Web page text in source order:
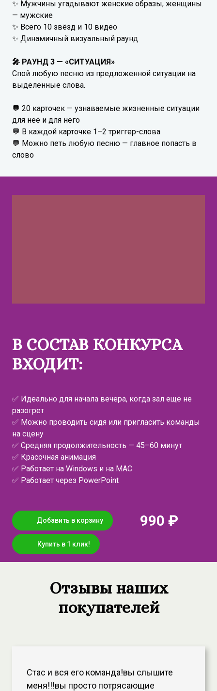
✨ Мужчины угадывают женские образы, женщины
— мужские
✨ Всего 10 звёзд и 10 видео
✨ Динамичный визуальный раунд
🎤 РАУНД 3 — «СИТУАЦИЯ»
Спой любую песню из предложенной ситуации на
выделенные слова.
💬 20 карточек — узнаваемые жизненные ситуации
для неё и для него
💬 В каждой карточке 1–2 триггер-слова
💬 Можно петь любую песню — главное попасть в
слово
В СОСТАВ КОНКУРСА
ВХОДИТ:
✅ Идеально для начала вечера, когда зал ещё не
разогрет
✅ Можно проводить сидя или пригласить команды
на сцену
✅ Средняя продолжительность — 45–60 минут
✅ Красочная анимация
✅ Работает на Windows и на MAC
✅ Работает через PowerPoint
Добавить в корзину 990 ₽
Купить в 1 клик!
Отзывы наших
покупателей
Стас и вся его команда!вы слышите
меня!!!вы просто потрясающие